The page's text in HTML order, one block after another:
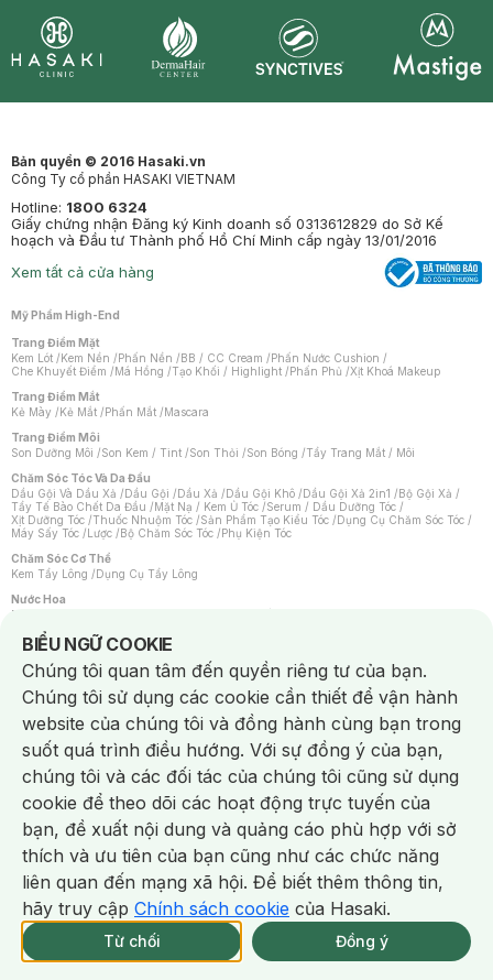
Bản quyền © 2016 Hasaki.vn
Công Ty cổ phần HASAKI VIETNAM
Hotline: 1800 6324
Giấy chứng nhận Đăng ký Kinh doanh số 0313612829 do Sở Kế
hoạch và Đầu tư Thành phố Hồ Chí Minh cấp ngày 13/01/2016
Xem tất cả cửa hàng
Mỹ Phẩm High-End
Trang Điểm Mặt
Kem Lót /Kem Nền /Phấn Nền /BB / CC Cream /Phấn Nước Cushion /
Che Khuyết Điểm /Má Hồng /Tạo Khối / Highlight /Phấn Phủ /Xịt Khoá Makeup
Trang Điểm Mắt
Kẻ Mày /Kẻ Mắt /Phấn Mắt /Mascara
Trang Điểm Môi
Son Dưỡng Môi /Son Kem / Tint /Son Thỏi /Son Bóng /Tẩy Trang Mắt / Môi
Chăm Sóc Tóc Và Da Đầu
Dầu Gội Và Dầu Xả /Dầu Gội /Dầu Xả /Dầu Gội Khô /Dầu Gội Xả 2in1 /Bộ Gội Xả /
Tẩy Tế Bào Chết Da Đầu /Mặt Nạ / Kem Ủ Tóc /Serum / Dầu Dưỡng Tóc /
Xịt Dưỡng Tóc /Thuốc Nhuộm Tóc /Sản Phẩm Tạo Kiểu Tóc /Dụng Cụ Chăm Sóc Tóc /
Máy Sấy Tóc /Lược /Bộ Chăm Sóc Tóc /Phụ Kiện Tóc
Chăm Sóc Cơ Thể
Kem Tẩy Lông /Dụng Cụ Tẩy Lông
Nước Hoa
Nước Hoa Nữ
Chăm Sóc Cá Nhân
Chống Muỗi /Khẩu Trang /Máy Massage/Mặt Nạ Xông Hơi /Nước Rửa Tay/
Sản Phẩm Chăm Sóc Khác /Bàn Chải Đánh Răng /Bàn Chải Điện/
Hỗ Trợ Trắng Răng/Kem Đánh Răng /Máy Tăm Nước/ Nước Súc Miệng/
Tăm / Chỉ Nha Khoa/ Xịt Thơm Miệng / Dung Dịch Vệ Sinh/Dưỡng Vùng Kín/
Khăn Ướt Vệ Sinh Vùng Kín/Băng Vệ Sinh/Tampon/Bọt Cạo Râu /Dao Cạo Râu/
Máy Cạo Râu
Vấn Đề Về Da
Da Dầu / Lỗ Chân Lông To/ Da Khô / Mất Nước/ Da Lão Hóa/ Da Mụn/
Da Nhạy Cảm / Kích Ứng
Da Xỉn Màu Thâm / Nám / Tàn Nhang
Quầng Thâm & Bọng Mắt /Sẹo /Viêm Da Cơ Địa
Dụng Cụ / Phụ Kiện Chăm Sóc Da
Bông Tẩy Trang
Khăn Lau Mặt Khô Dụng Cụ / Máy Rửa Mặt Máy Chăm Sóc Da
Dụng Cụ Chăm Sóc Khác
BIỂU NGỮ COOKIE
Notice about cookies usage
Chúng tôi quan tâm đến quyền riêng tư của bạn.
Chúng tôi sử dụng các cookie cần thiết để vận hành
website của chúng tôi và đồng hành cùng bạn trong
suốt quá trình điều hướng. Với sự đồng ý của bạn,
chúng tôi và các đối tác của chúng tôi cũng sử dụng
cookie để theo dõi các hoạt động trực tuyến của
bạn, đề xuất nội dung và quảng cáo phù hợp với sở
thích và ưu tiên của bạn cũng như các chức năng
liên quan đến mạng xã hội. Để biết thêm thông tin,
hãy truy cập Chính sách cookie của Hasaki.
Từ chối Đồng ý